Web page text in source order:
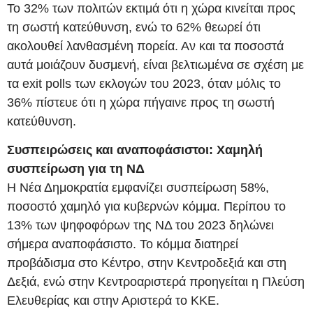
Το 32% των πολιτών εκτιμά ότι η χώρα κινείται προς
τη σωστή κατεύθυνση, ενώ το 62% θεωρεί ότι
ακολουθεί λανθασμένη πορεία. Αν και τα ποσοστά
αυτά μοιάζουν δυσμενή, είναι βελτιωμένα σε σχέση με
τα exit polls των εκλογών του 2023, όταν μόλις το
36% πίστευε ότι η χώρα πήγαινε προς τη σωστή
κατεύθυνση.
Συσπειρώσεις και αναποφάσιστοι: Χαμηλή
συσπείρωση για τη ΝΔ
Η Νέα Δημοκρατία εμφανίζει συσπείρωση 58%,
ποσοστό χαμηλό για κυβερνών κόμμα. Περίπου το
13% των ψηφοφόρων της ΝΔ του 2023 δηλώνει
σήμερα αναποφάσιστο. Το κόμμα διατηρεί
προβάδισμα στο Κέντρο, στην Κεντροδεξιά και στη
Δεξιά, ενώ στην Κεντροαριστερά προηγείται η Πλεύση
Ελευθερίας και στην Αριστερά το ΚΚΕ.